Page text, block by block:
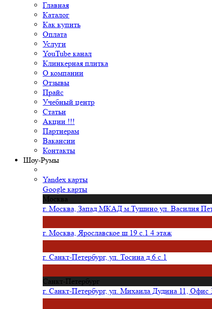
Главная
Каталог
Как купить
Оплата
Услуги
YouTube канал
Клинкерная плитка
О компании
Отзывы
Прайс
Учебный центр
Статьи
Акции !!!
Партнерам
Вакансии
Контакты
Шоу-Румы
Yandex карты
Google карты
Москва
г. Москва, Запад МКАД м.Тушино ул. Василия
г. Москва, Ярославское ш 19 с.1 4 этаж
г. Санкт-Петербург, ул. Тосина д.6 с.1
Санкт-Петербург
г. Санкт-Петербург, ул. Михаила Дудина 11, Офис